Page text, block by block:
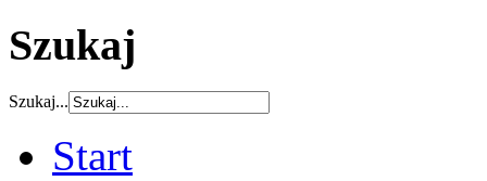
Szukaj
Szukaj...
Start